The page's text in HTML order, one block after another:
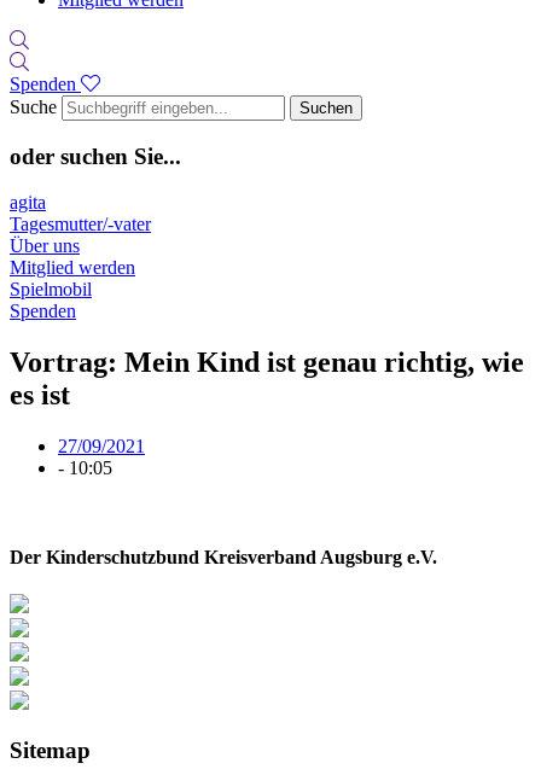
Spenden
Suche
Suchen
oder suchen Sie...
agita
Tagesmutter/-vater
Über uns
Mitglied werden
Spielmobil
Spenden
Vortrag: Mein Kind ist genau richtig, wie
es ist
27/09/2021
- 10:05
Der Kinderschutzbund Kreisverband Augsburg e.V.
Sitemap